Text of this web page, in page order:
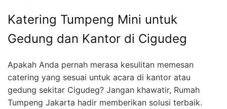
Katering Tumpeng Mini untuk
Gedung dan Kantor di Cigudeg
Apakah Anda pernah merasa kesulitan memesan
catering yang sesuai untuk acara di kantor atau
gedung sekitar Cigudeg? Jangan khawatir, Rumah
Tumpeng Jakarta hadir memberikan solusi terbaik.